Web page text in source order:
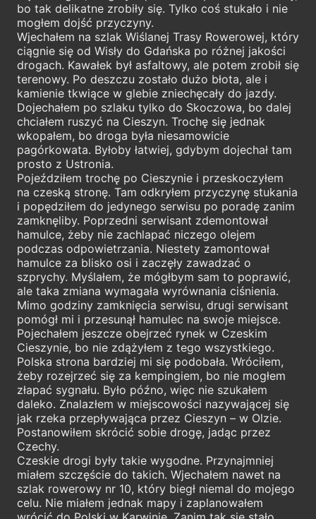
bo tak delikatne zrobiły się. Tylko coś stukało i nie
mogłem dojść przyczyny.
Wjechałem na szlak Wiślanej Trasy Rowerowej, który
ciągnie się od Wisły do Gdańska po różnej jakości
drogach. Kawałek był asfaltowy, ale potem zrobił się
terenowy. Po deszczu zostało dużo błota, ale i
kamienie tkwiące w glebie zniechęcały do jazdy.
Dojechałem po szlaku tylko do Skoczowa, bo dalej
chciałem ruszyć na Cieszyn. Trochę się jednak
wkopałem, bo droga była niesamowicie
pagórkowata. Byłoby łatwiej, gdybym dojechał tam
prosto z Ustronia.
Pojeździłem trochę po Cieszynie i przeskoczyłem
na czeską stronę. Tam odkryłem przyczynę stukania
i popędziłem do jedynego serwisu po poradę zanim
zamknęliby. Poprzedni serwisant zdemontował
hamulce, żeby nie zachlapać niczego olejem
podczas odpowietrzania. Niestety zamontował
hamulce za blisko osi i zaczęły zawadzać o
szprychy. Myślałem, że mógłbym sam to poprawić,
ale taka zmiana wymagała wyrównania ciśnienia.
Mimo godziny zamknięcia serwisu, drugi serwisant
pomógł mi i przesunął hamulec na swoje miejsce.
Pojechałem jeszcze obejrzeć rynek w Czeskim
Cieszynie, bo nie zdążyłem z tego wszystkiego.
Polska strona bardziej mi się podobała. Wróciłem,
żeby rozejrzeć się za kempingiem, bo nie mogłem
złapać sygnału. Było późno, więc nie szukałem
daleko. Znalazłem w miejscowości nazywającej się
jak rzeka przepływająca przez Cieszyn – w Olzie.
Postanowiłem skrócić sobie drogę, jadąc przez
Czechy.
Czeskie drogi były takie wygodne. Przynajmniej
miałem szczęście do takich. Wjechałem nawet na
szlak rowerowy nr 10, który biegł niemal do mojego
celu. Nie miałem jednak mapy i zaplanowałem